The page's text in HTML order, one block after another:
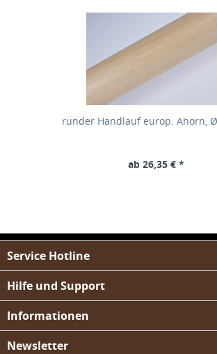
runder Handlauf europ. Ahorn,
ab 26,35 € *
Service Hotline
Hilfe und Support
Informationen
Newsletter